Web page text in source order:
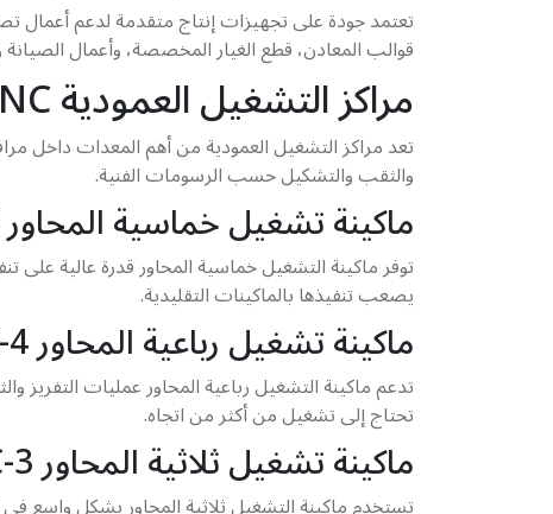
تعتمد جودة على تجهيزات إنتاج متقدمة لدعم أعمال
قوالب المعادن، قطع الغيار المخصصة، وأعمال الصيانة
مراكز التشغيل العمودية CNC
تعد مراكز التشغيل العمودية من أهم المعدات داخل
والثقب والتشكيل حسب الرسومات الفنية.
ماكينة تشغيل خماسية المحاور 5-Axis VMC
توفر ماكينة التشغيل خماسية المحاور قدرة عالية
يصعب تنفيذها بالماكينات التقليدية.
ماكينة تشغيل رباعية المحاور 4-Axis VMC
تدعم ماكينة التشغيل رباعية المحاور عمليات التفريز
تحتاج إلى تشغيل من أكثر من اتجاه.
ماكينة تشغيل ثلاثية المحاور 3-Axis VMC